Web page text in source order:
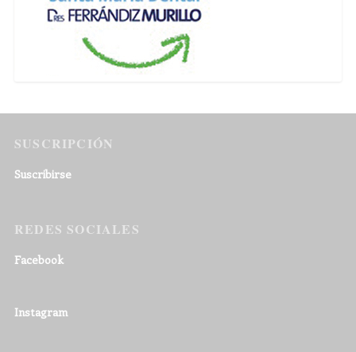
SUSCRIPCIÓN
Suscribirse
REDES SOCIALES
Facebook
Instagram